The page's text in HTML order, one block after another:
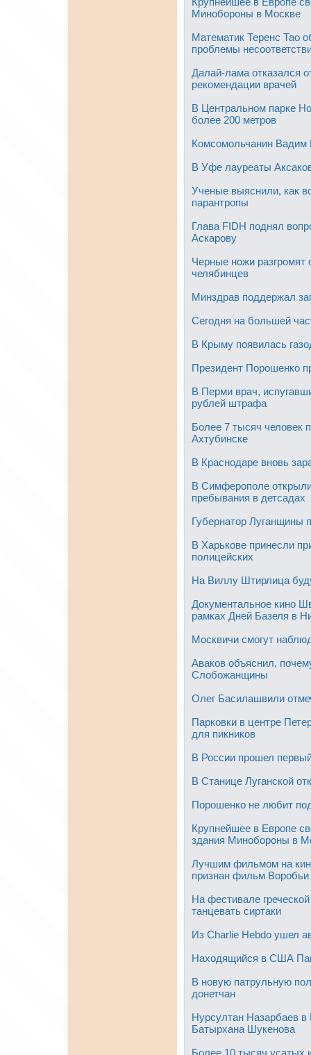
Минобороны в Москве
Математик Теренс Тао
проблемы
Далай-лама отказался
рекомендации врачей
В Центральном парке
более 200 метров
Комсомольчанин Вадим
В Уфе лауреаты
Ученые выяснили, как
парантропы
Глава FIDH поднял
Аскарову
Черные ножи разгромят
челябинцев
Минздрав поддержал
Сегодня на большей
В Крыму появилась
Президент Порошенко
В Перми врач,
рублей штрафа
Более 7 тысяч человек
Ахтубинске
В Краснодаре вновь
В Симферополе открыли
пребывания в детсадах
Губернатор Луганщины
В Харькове принесли
полицейских
На Виллу Штирлица
Документальное кино
рамках Дней Базеля в
Москвичи смогут
Аваков объяснил,
Слобожанщины
Олег Басилашвили
Парковки в центре
для пикников
В России прошел
В Станице Луганской
Порошенко не любит
Крупнейшее в Европе
здания Минобороны в
Лучшим фильмом на
признан фильм Воробьи
На фестивале
танцевать сиртаки
Из Charlie Hebdo ушел
Находящийся в США
В новую патрульную
донетчан
Нурсултан Назарбаев
Батырхана Шукенова
Более 10 тысяч усатых